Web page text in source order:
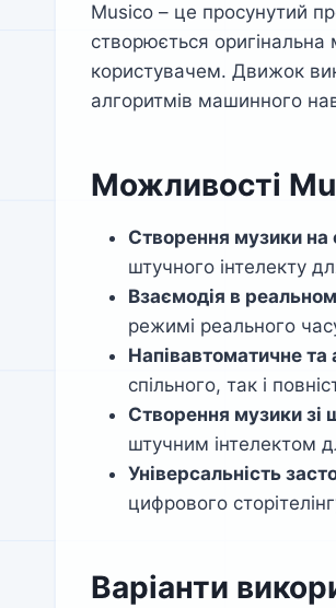
Musico – це просунутий
створюється оригінальна
користувачем. Движок
алгоритмів машинного
Можливості
Створення музики на
штучного інтелекту
Взаємодія в
режимі реального
Напівавтоматичне
спільного, так і
Створення музики зі
штучним інтелектом
Універсальність
цифрового
Варіанти